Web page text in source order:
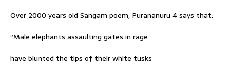
Over 2000 years old Sangam poem, Purananuru 4 says that:
“Male elephants assaulting gates in rage
have blunted the tips of their white tusks